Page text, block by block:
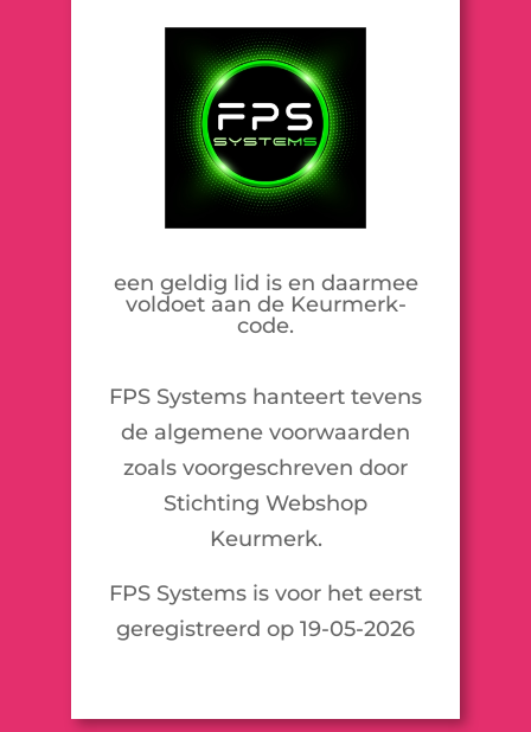
een geldig lid is en daarmee
voldoet aan de Keurmerk-
code.
FPS Systems hanteert tevens
de algemene voorwaarden
zoals voorgeschreven door
Stichting Webshop
Keurmerk.
FPS Systems is voor het eerst
geregistreerd op 19-05-2026